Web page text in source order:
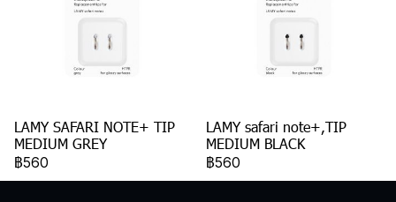
LAMY SAFARI NOTE+ TIP
MEDIUM GREY
฿560
LAMY safari note+,TIP
MEDIUM BLACK
฿560